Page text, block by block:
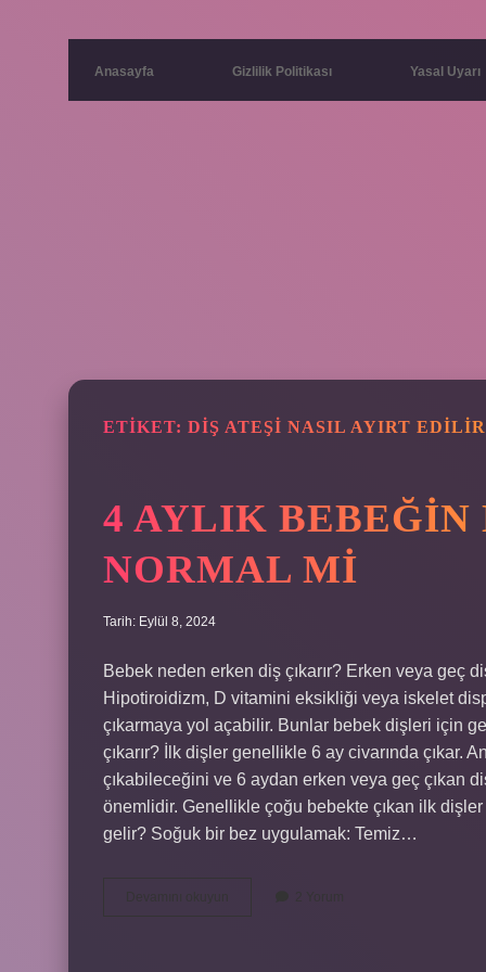
Anasayfa Gizlilik Politikası Yasal Uyarı
ETIKET: DIŞ ATEŞI NASIL AYIRT EDILIR
4 AYLIK
NORMAL MI
Tarih: Eylül 8, 2024
Bebek neden erken diş çıkarır? Erken veya geç
Hipotiroidizm, D vitamini eksikliği veya iskelet
çıkarmaya yol açabilir. Bunlar bebek dişleri için
çıkarır? İlk dişler genellikle 6 ay civarında çıkar.
çıkabileceğini ve 6 aydan erken veya geç çıkan
önemlidir. Genellikle çoğu bebekte çıkan ilk
gelir? Soğuk bir bez uygulamak: Temiz…